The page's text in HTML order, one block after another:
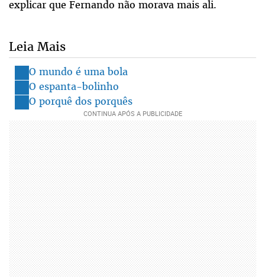
explicar que Fernando não morava mais ali.
Leia Mais
O mundo é uma bola
O espanta-bolinho
O porquê dos porquês